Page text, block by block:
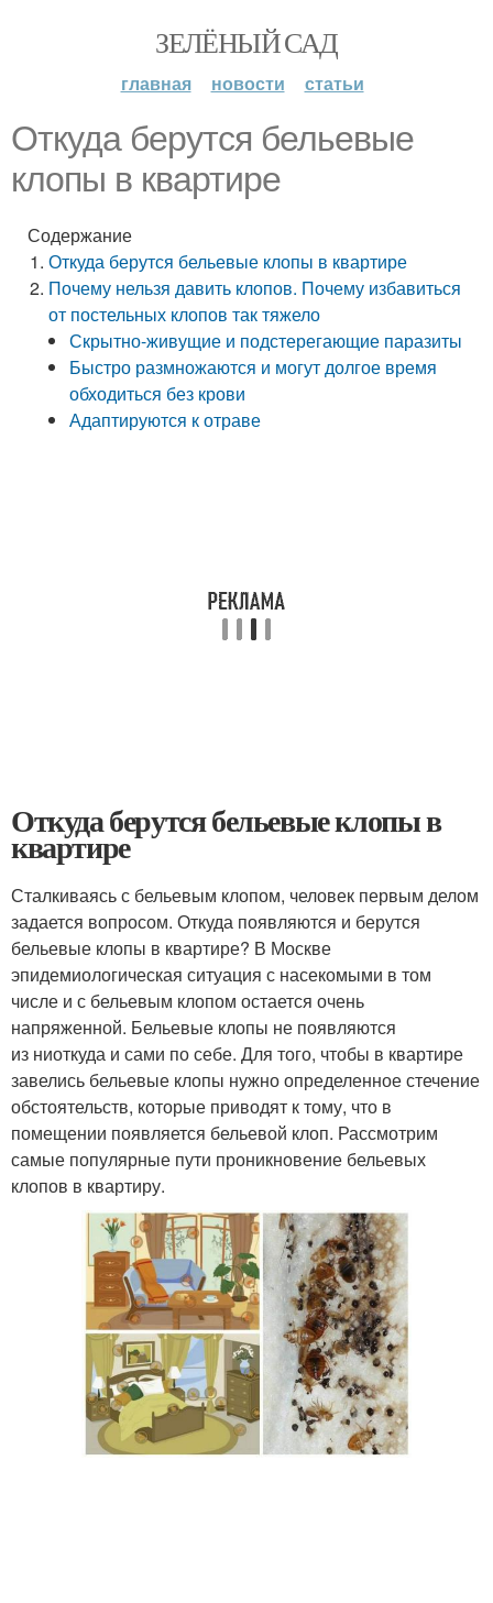
ЗЕЛЁНЫЙ САД
главная новости статьи
Откуда берутся бельевые
клопы в квартире
Содержание
Откуда берутся бельевые клопы в квартире
Почему нельзя давить клопов. Почему избавиться
от постельных клопов так тяжело
Скрытно-живущие и подстерегающие паразиты
Быстро размножаются и могут долгое время
обходиться без крови
Адаптируются к отраве
Откуда берутся бельевые клопы в
квартире
Сталкиваясь с бельевым клопом, человек первым делом
задается вопросом. Откуда появляются и берутся
бельевые клопы в квартире? В Москве
эпидемиологическая ситуация с насекомыми в том
числе и с бельевым клопом остается очень
напряженной. Бельевые клопы не появляются
из ниоткуда и сами по себе. Для того, чтобы в квартире
завелись бельевые клопы нужно определенное стечение
обстоятельств, которые приводят к тому, что в
помещении появляется бельевой клоп. Рассмотрим
самые популярные пути проникновение бельевых
клопов в квартиру.